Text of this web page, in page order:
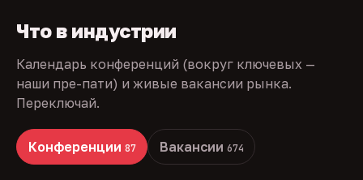
Что в индустрии
Календарь конференций (вокруг ключевых —
наши пре-пати) и живые вакансии рынка.
Переключай.
Конференции 87 Вакансии 674